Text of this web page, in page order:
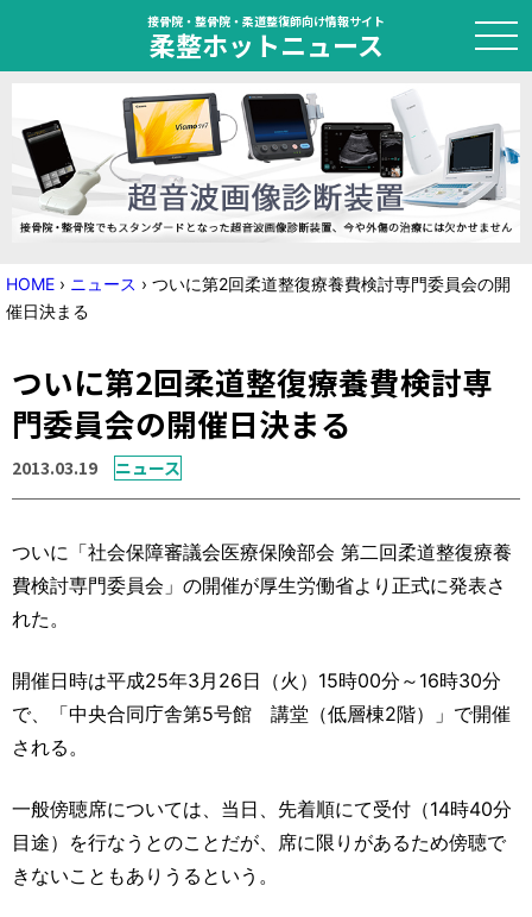
接骨院・整骨院・柔道整復師向け情報サイト
柔整ホットニュース
HOME
トピック
ニュース
国家試験対策
学会・セミナー情報
お問い合わせ
HOME › ニュース › ついに第2回柔道整復療養費検討専門委員会の開
催日決まる
ついに第2回柔道整復療養費検討専
門委員会の開催日決まる
2013.03.19 ニュース
ついに「社会保障審議会医療保険部会 第二回柔道整復療養
費検討専門委員会」の開催が厚生労働省より正式に発表さ
れた。
開催日時は平成25年3月26日（火）15時00分～16時30分
で、「中央合同庁舎第5号館 講堂（低層棟2階）」で開催
される。
一般傍聴席については、当日、先着順にて受付（14時40分
目途）を行なうとのことだが、席に限りがあるため傍聴で
きないこともありうるという。